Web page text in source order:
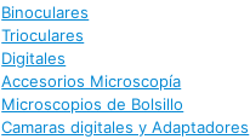
Binoculares
Trioculares
Digitales
Accesorios Microscopía
Microscopios de Bolsillo
Camaras digitales y Adaptadores